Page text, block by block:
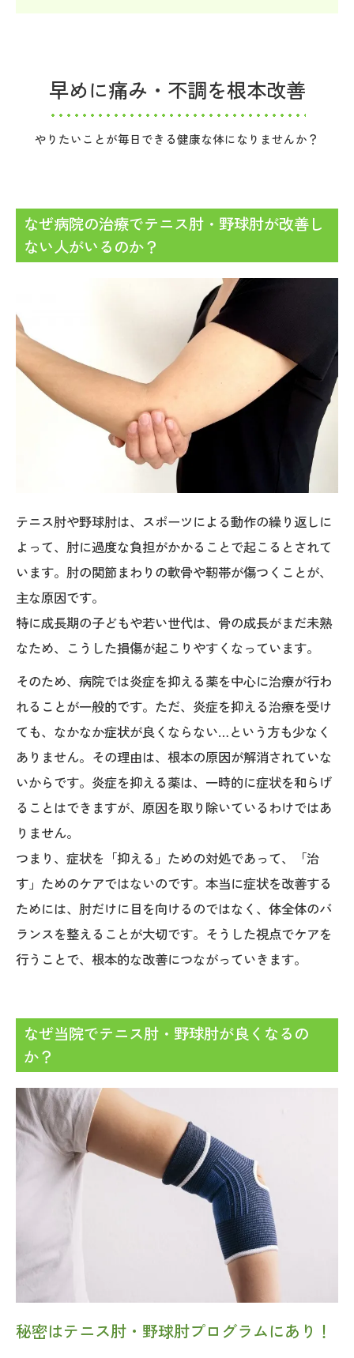
早めに痛み・不調を根本改善
やりたいことが毎日できる健康な体になりませんか？
なぜ病院の治療でテニス肘・野球肘が改善し
ない人がいるのか？
テニス肘や野球肘は、スポーツによる動作の繰り返しに
よって、肘に過度な負担がかかることで起こるとされて
います。肘の関節まわりの軟骨や靭帯が傷つくことが、
主な原因です。
特に成長期の子どもや若い世代は、骨の成長がまだ未熟
なため、こうした損傷が起こりやすくなっています。
そのため、病院では炎症を抑える薬を中心に治療が行わ
れることが一般的です。ただ、炎症を抑える治療を受け
ても、なかなか症状が良くならない…という方も少なく
ありません。その理由は、根本の原因が解消されていな
いからです。炎症を抑える薬は、一時的に症状を和らげ
ることはできますが、原因を取り除いているわけではあ
りません。
つまり、症状を「抑える」ための対処であって、「治
す」ためのケアではないのです。本当に症状を改善する
ためには、肘だけに目を向けるのではなく、体全体のバ
ランスを整えることが大切です。そうした視点でケアを
行うことで、根本的な改善につながっていきます。
なぜ当院でテニス肘・野球肘が良くなるの
か？
秘密はテニス肘・野球肘プログラムにあり！